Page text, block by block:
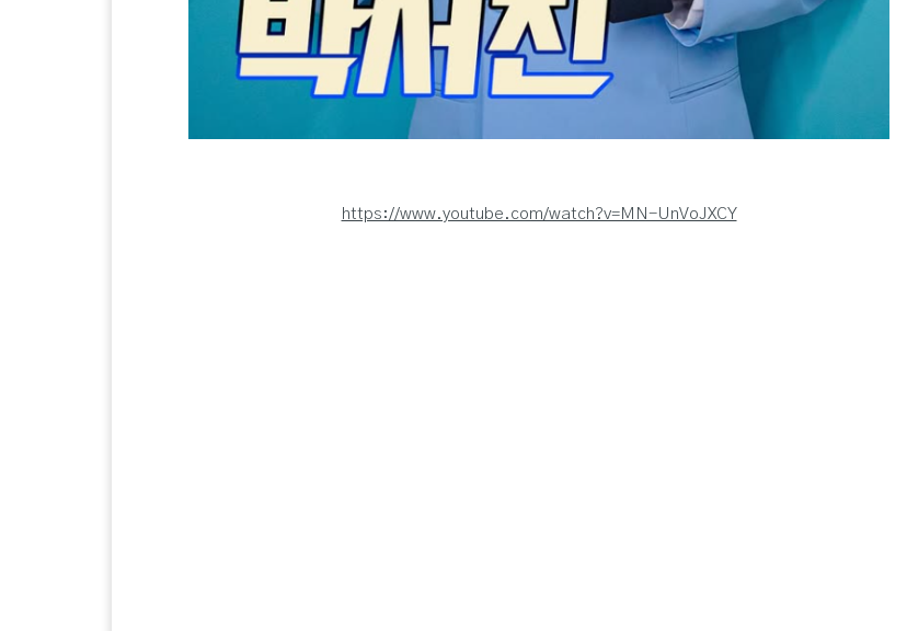
https://www.youtube.com/watch?v=MN-UnVoJXCY